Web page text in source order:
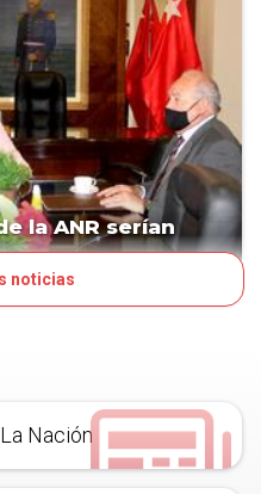
la ANR serían
noticias
Nación